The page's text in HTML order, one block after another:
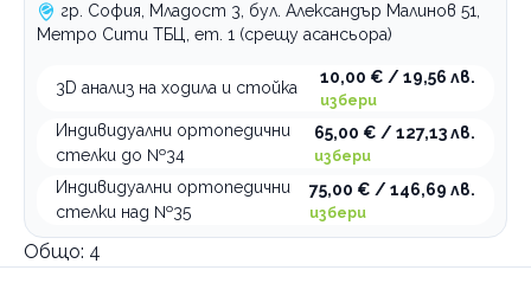
гр. София, Младост 3, бул. Александър Малинов 51,
Метро Сити ТБЦ, ет. 1 (срещу асансьора)
3D анализ на ходила и стойка
10,00 € / 19,56 лв.
избери
Индивидуални ортопедични
стелки до №34
65,00 € / 127,13 лв.
избери
Индивидуални ортопедични
стелки над №35
75,00 € / 146,69 лв.
избери
Общо: 4